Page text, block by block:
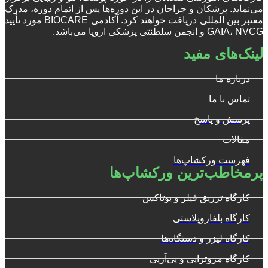
می‌نماید. پزشکان و جراحان در این دوره‌ها پس از اتمام دوره، مدرک
معتبر بین المللی دریافت خواهند کرد. آکادمی BIOCARE مورد تأیید
GAIA، NVCG و انجمن سلطنتی پزشکی اروپا می‌باشد.
لینک‌های مفید
درباره ما
تماس با ما
پرسش و پاسخ
مقالات
فهرست ورکشاپ‌ها
پرمخاطب‌ترین ورکشاپ‌ها
کارگاه تزریق فیلر و بوتاکس
کارگاه بلفاروپلاستی
کارگاه لیزر و دستگاه‌ها
کارگاه مزوتراپی و پی‌آرپی